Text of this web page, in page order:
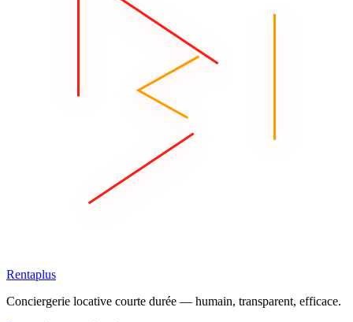
Rentaplus
Conciergerie locative courte durée — humain, transparent, efficace.